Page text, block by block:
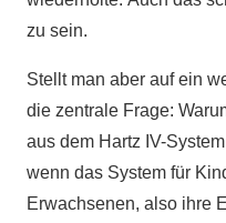
zu sein.
Stellt man aber auf ein
die zentrale Frage:
aus dem Hartz IV-
wenn das System für
Erwachsenen, also ihre